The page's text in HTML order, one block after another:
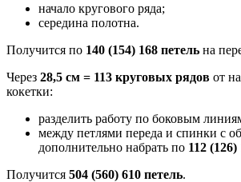
начало кругового ряда;
середина полотна.
Получится по 140 (154) 168 петель на
Через 28,5 см = 113 круговых рядов от
кокетки:
разделить работу по боковым
между петлями переда и спинки с
дополнительно набрать по 112 (126)
Получится 504 (560) 610 петель.